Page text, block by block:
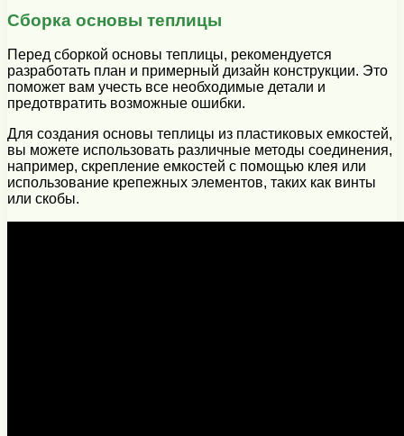
Сборка основы теплицы
Перед сборкой основы теплицы, рекомендуется
разработать план и примерный дизайн конструкции. Это
поможет вам учесть все необходимые детали и
предотвратить возможные ошибки.
Для создания основы теплицы из пластиковых емкостей,
вы можете использовать различные методы соединения,
например, скрепление емкостей с помощью клея или
использование крепежных элементов, таких как винты
или скобы.